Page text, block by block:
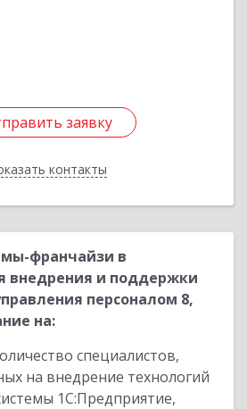
заявку
контакты
заявку
Назад
франчайзи в
внедрения и поддержки
персоналом 8,
на:
специалистов,
на внедрение технологий
1С:Предприятие,